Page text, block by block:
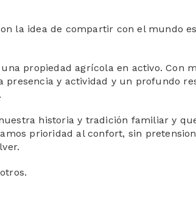
la idea de compartir con el mundo
propiedad agrícola en activo. Con
y actividad y un profundo
historia y tradición familiar y
prioridad al confort, sin